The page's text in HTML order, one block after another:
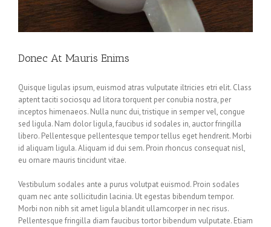
Donec At Mauris Enims
Quisque ligulas ipsum, euismod atras vulputate iltricies etri elit. Class
aptent taciti sociosqu ad litora torquent per conubia nostra, per
inceptos himenaeos. Nulla nunc dui, tristique in semper vel, congue
sed ligula. Nam dolor ligula, faucibus id sodales in, auctor fringilla
libero. Pellentesque pellentesque tempor tellus eget hendrerit. Morbi
id aliquam ligula. Aliquam id dui sem. Proin rhoncus consequat nisl,
eu ornare mauris tincidunt vitae.
Vestibulum sodales ante a purus volutpat euismod. Proin sodales
quam nec ante sollicitudin lacinia. Ut egestas bibendum tempor.
Morbi non nibh sit amet ligula blandit ullamcorper in nec risus.
Pellentesque fringilla diam faucibus tortor bibendum vulputate. Etiam